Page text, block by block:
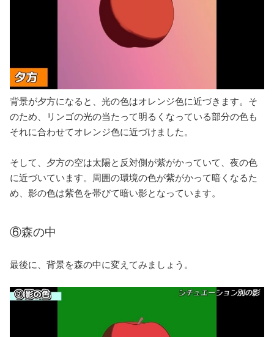
背景が夕方になると、光の色はオレンジ色に近づきます。そ
のため、リンゴの光の当たって明るくなっている部分の色も
それに合わせてオレンジ色に近づけました。
そして、夕方の空は太陽と反対側が紫がかっていて、夜の色
に近づいています。周囲の環境の色が紫がかって暗くなるた
め、影の色は紫色を帯びて暗い影となっています。
⑥森の中
最後に、背景を森の中に変えてみましょう。